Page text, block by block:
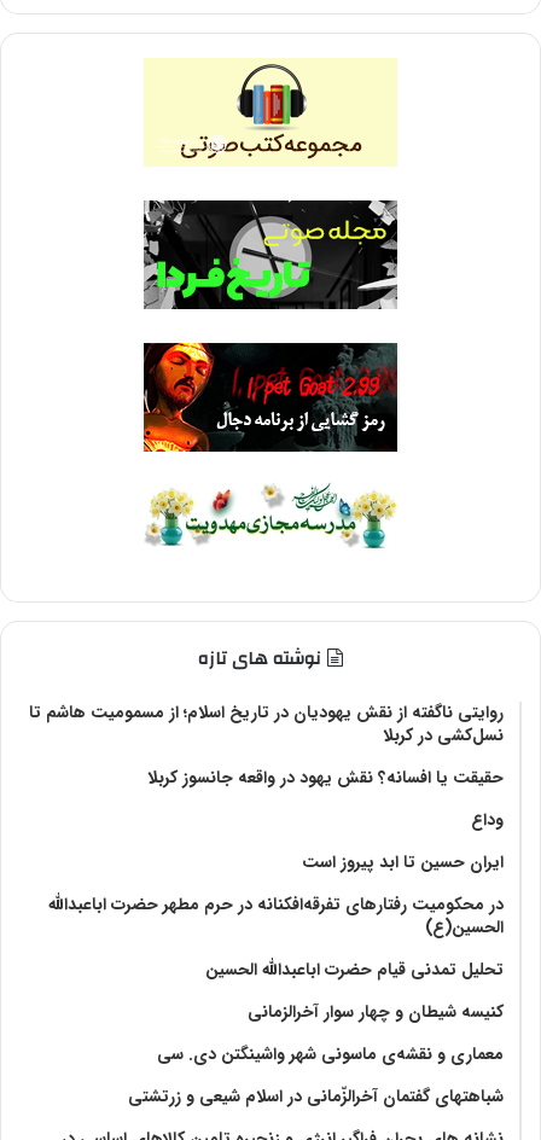
نوشته های تازه
روایتی ناگفته از نقش یهودیان در تاریخ اسلام؛ از مسمومیت هاشم تا
نسل‌کشی در کربلا
حقیقت یا افسانه؟‌ نقش یهود در واقعه جانسوز کربلا
وداع
ایران حسین تا ابد پیروز است
در محکومیت رفتارهای تفرقه‌افکنانه در حرم مطهر حضرت اباعبدالله
الحسین(ع)
تحلیل تمدنی قیام حضرت اباعبدالله الحسین
کنیسه شیطان و چهار سوار آخرالزمانی
معماری و نقشه‌ی ماسونی شهر واشينگتن دی. سی
شباهتهای گفتمان آخر‌الزّمانی در اسلام شیعی و زرتشتی